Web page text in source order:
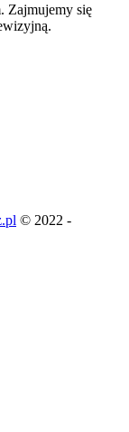
Zajmujemy się
© 2022 -